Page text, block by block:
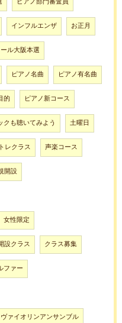
インフルエンザ お正月
ル大阪本選
ピアノ名曲 ピアノ有名曲
的 ピアノ新コース
クも聴いてみよう 土曜日
レクラス 声楽コース
開設
女性限定
設クラス クラス募集
ファー
ヴァイオリンアンサンブル